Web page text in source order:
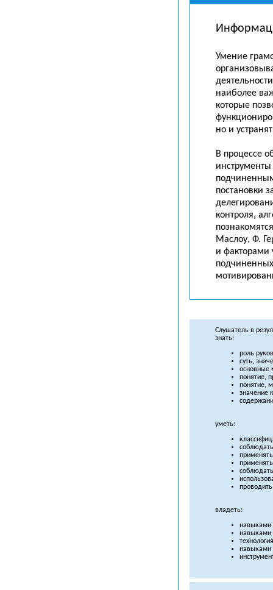
Умение
наиболее
которые
но и
В процессе
инструменты
постановки
контроля,
Маслоу, Ф.
и факторами
Слушатель в
знать:
роль
суть,
основные
понятие,
понятие,
значение
уметь:
владеть:
навыками
навыками
навыками